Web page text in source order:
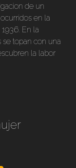
de un
en la
En la
se topan con una
la labor
Marieluise
etc.